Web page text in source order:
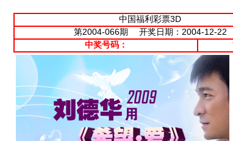
中国福利彩票3D
第2004-066期 开奖日期：2004-12-22
中奖号码：